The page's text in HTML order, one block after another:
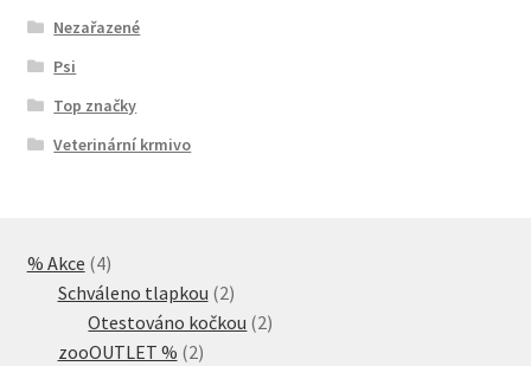
Nezařazené
Psi
Top značky
Veterinární krmivo
% Akce 44
produkty
Schváleno tlapkou 22
produkty
Otestováno kočkou 22
zooOUTLET % 22